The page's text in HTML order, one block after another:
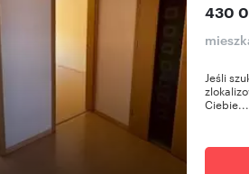
430
Jeśli
Ciebie...